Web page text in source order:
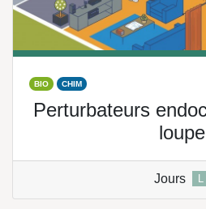
BIO CHIM
Perturbateurs
loupe
Jours L